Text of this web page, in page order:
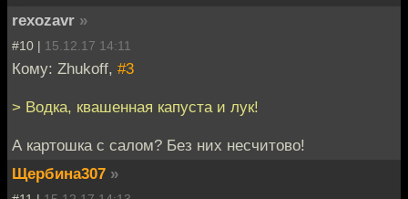
rexozavr »
#10 | 15.12.17 14:11
Кому: Zhukoff, #3
> Водка, квашенная капуста и лук!
А картошка с салом? Без них несчитово!
Щербина307 »